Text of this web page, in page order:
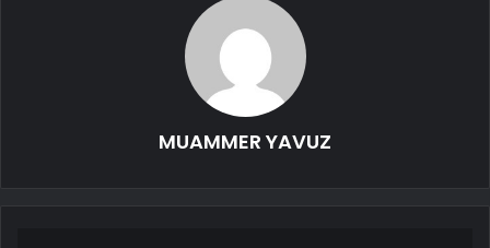
MUAMMER YAVUZ